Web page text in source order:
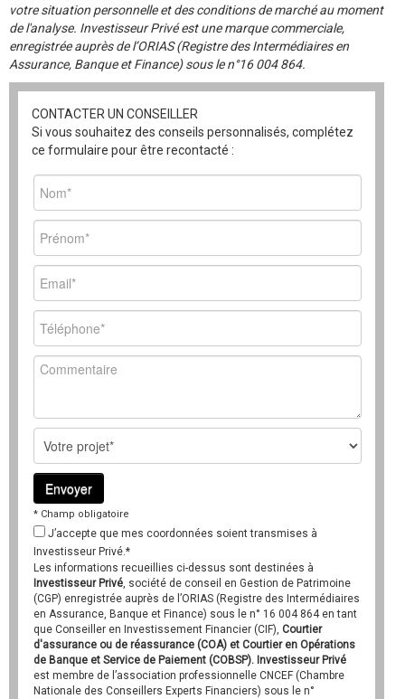
votre situation personnelle et des conditions de marché au moment
de l'analyse. Investisseur Privé est une marque commerciale,
enregistrée auprès de l’ORIAS (Registre des Intermédiaires en
Assurance, Banque et Finance) sous le n°16 004 864.
CONTACTER UN CONSEILLER
Si vous souhaitez des conseils personnalisés, complétez
ce formulaire pour être recontacté :
* Champ obligatoire
J’accepte que mes coordonnées soient transmises à
Investisseur Privé.*
Les informations recueillies ci-dessus sont destinées à
Investisseur Privé, société de conseil en Gestion de Patrimoine
(CGP) enregistrée auprès de l’ORIAS (Registre des Intermédiaires
en Assurance, Banque et Finance) sous le n° 16 004 864 en tant
que Conseiller en Investissement Financier (CIF), Courtier
d'assurance ou de réassurance (COA) et Courtier en Opérations
de Banque et Service de Paiement (COBSP). Investisseur Privé
est membre de l’association professionnelle CNCEF (Chambre
Nationale des Conseillers Experts Financiers) sous le n°